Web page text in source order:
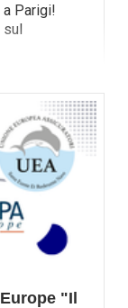
a Parigi!
sul
"Il